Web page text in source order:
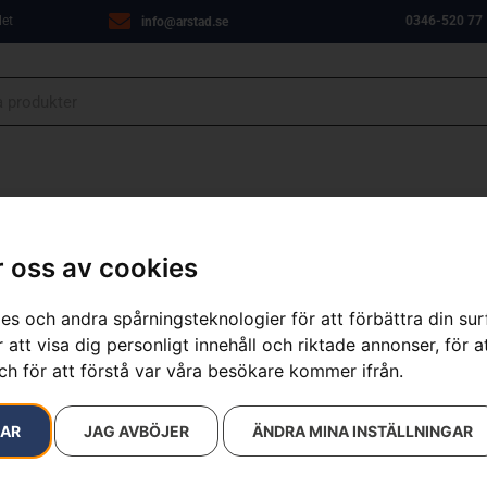
oss av cookies
och andra spårningsteknologier för att förbättra din
visa dig personligt innehåll och riktade annonser, för
för att förstå var våra besökare kommer ifrån.
JAG AVBÖJER ÄNDRA MINA INSTÄLLNINGAR
info@arstad.se 0346-520 77